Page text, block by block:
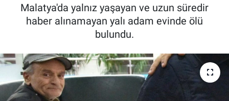
Malatya'da yalnız yaşayan ve uzun süredir
haber alınamayan yalı adam evinde ölü
bulundu.